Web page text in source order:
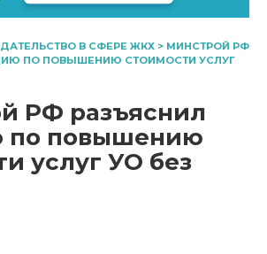
В СФЕРЕ ЖКХ > МИНСТРОЙ РФ
ПО ПОВЫШЕНИЮ СТОИМОСТИ УСЛУГ
РФ разъяснил
по повышению
услуг УО без